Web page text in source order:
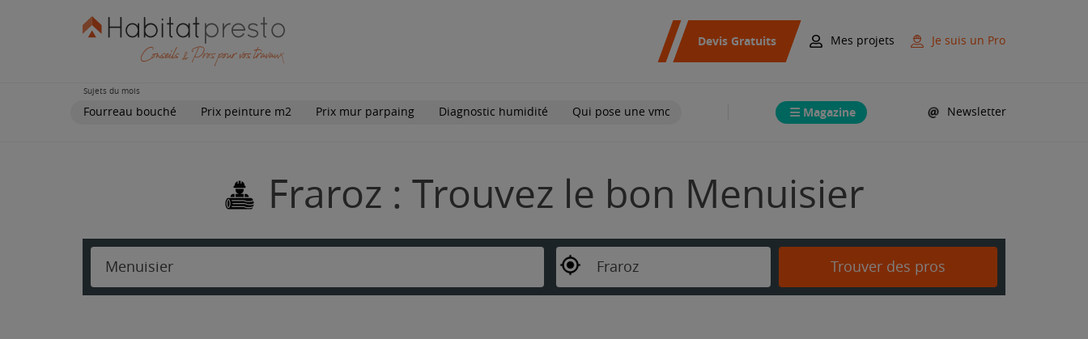
Devis Gratuits Mes projets Je suis un Pro
Sujets du mois
Fourreau bouché Prix peinture m2 Prix mur parpaing Diagnostic humidité Qui pose une vmc Magazine Newsletter
Fraroz : Trouvez le bon Menuisier
Menuisier Fraroz Trouver des pros